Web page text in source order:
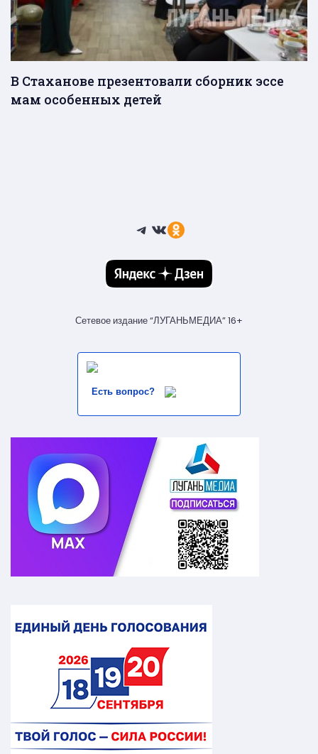
В Стаханове презентовали сборник эссе
мам особенных детей
Telegram
ВКонтакте
Ссылка
Сетевое издание “ЛУГАНЬМЕДИА” 16+
Есть вопрос?